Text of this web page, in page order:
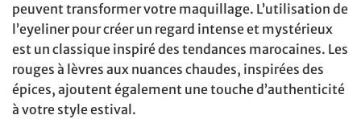
peuvent transformer votre maquillage. L’utilisation de
l’eyeliner pour créer un regard intense et mystérieux
est un classique inspiré des tendances marocaines. Les
rouges à lèvres aux nuances chaudes, inspirées des
épices, ajoutent également une touche d’authenticité
à votre style estival.